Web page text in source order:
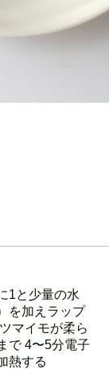
1と少量の水
を加えラップ
マイモが柔ら
で 4〜5分電子
熱する